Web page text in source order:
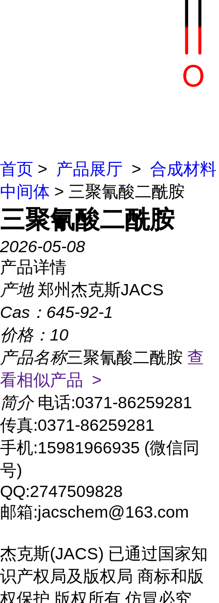
首页 > 产品展厅 > 合成材料
中间体 > 三聚氰酸二酰胺
三聚氰酸二酰胺
2026-05-08
产品详情
产地 郑州杰克斯JACS
Cas： 645-92-1
价格： 10
产品名称三聚氰酸二酰胺 查
看相似产品 >
简介 电话:0371-86259281
传真:0371-86259281
手机:15981966935 (微信同
号)
QQ:2747509828
邮箱:jacschem@163.com
杰克斯(JACS) 已通过国家知
识产权局及版权局 商标和版
权保护 版权所有 仿冒必究